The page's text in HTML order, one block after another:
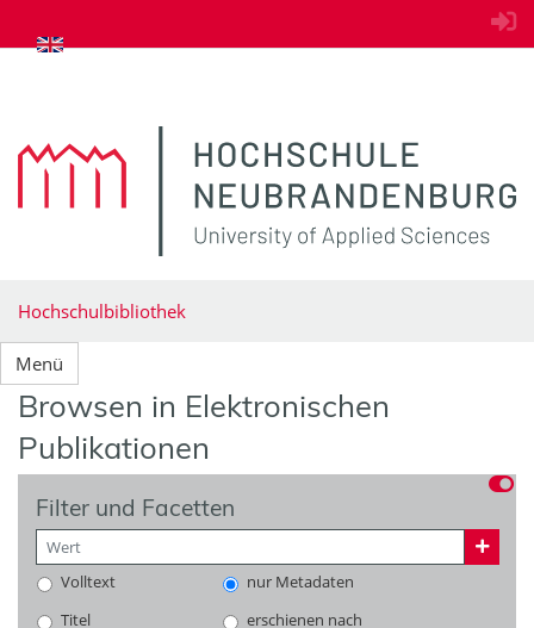
zum Inhalt springen
Hochschulbibliothek
Menü
Browsen in Elektronischen
Publikationen
Filter und Facetten
Volltext
nur Metadaten
Titel
erschienen nach